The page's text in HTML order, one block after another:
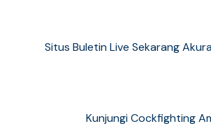
Situs Buletin Live Sekarang
Kunjungi Cockfighting